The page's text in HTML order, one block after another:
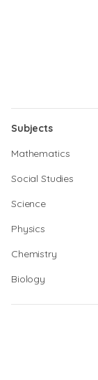
Subjects
Mathematics
Social Studies
Science
Physics
Chemistry
Biology